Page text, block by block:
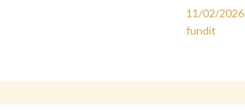
11/02/2026
fundit